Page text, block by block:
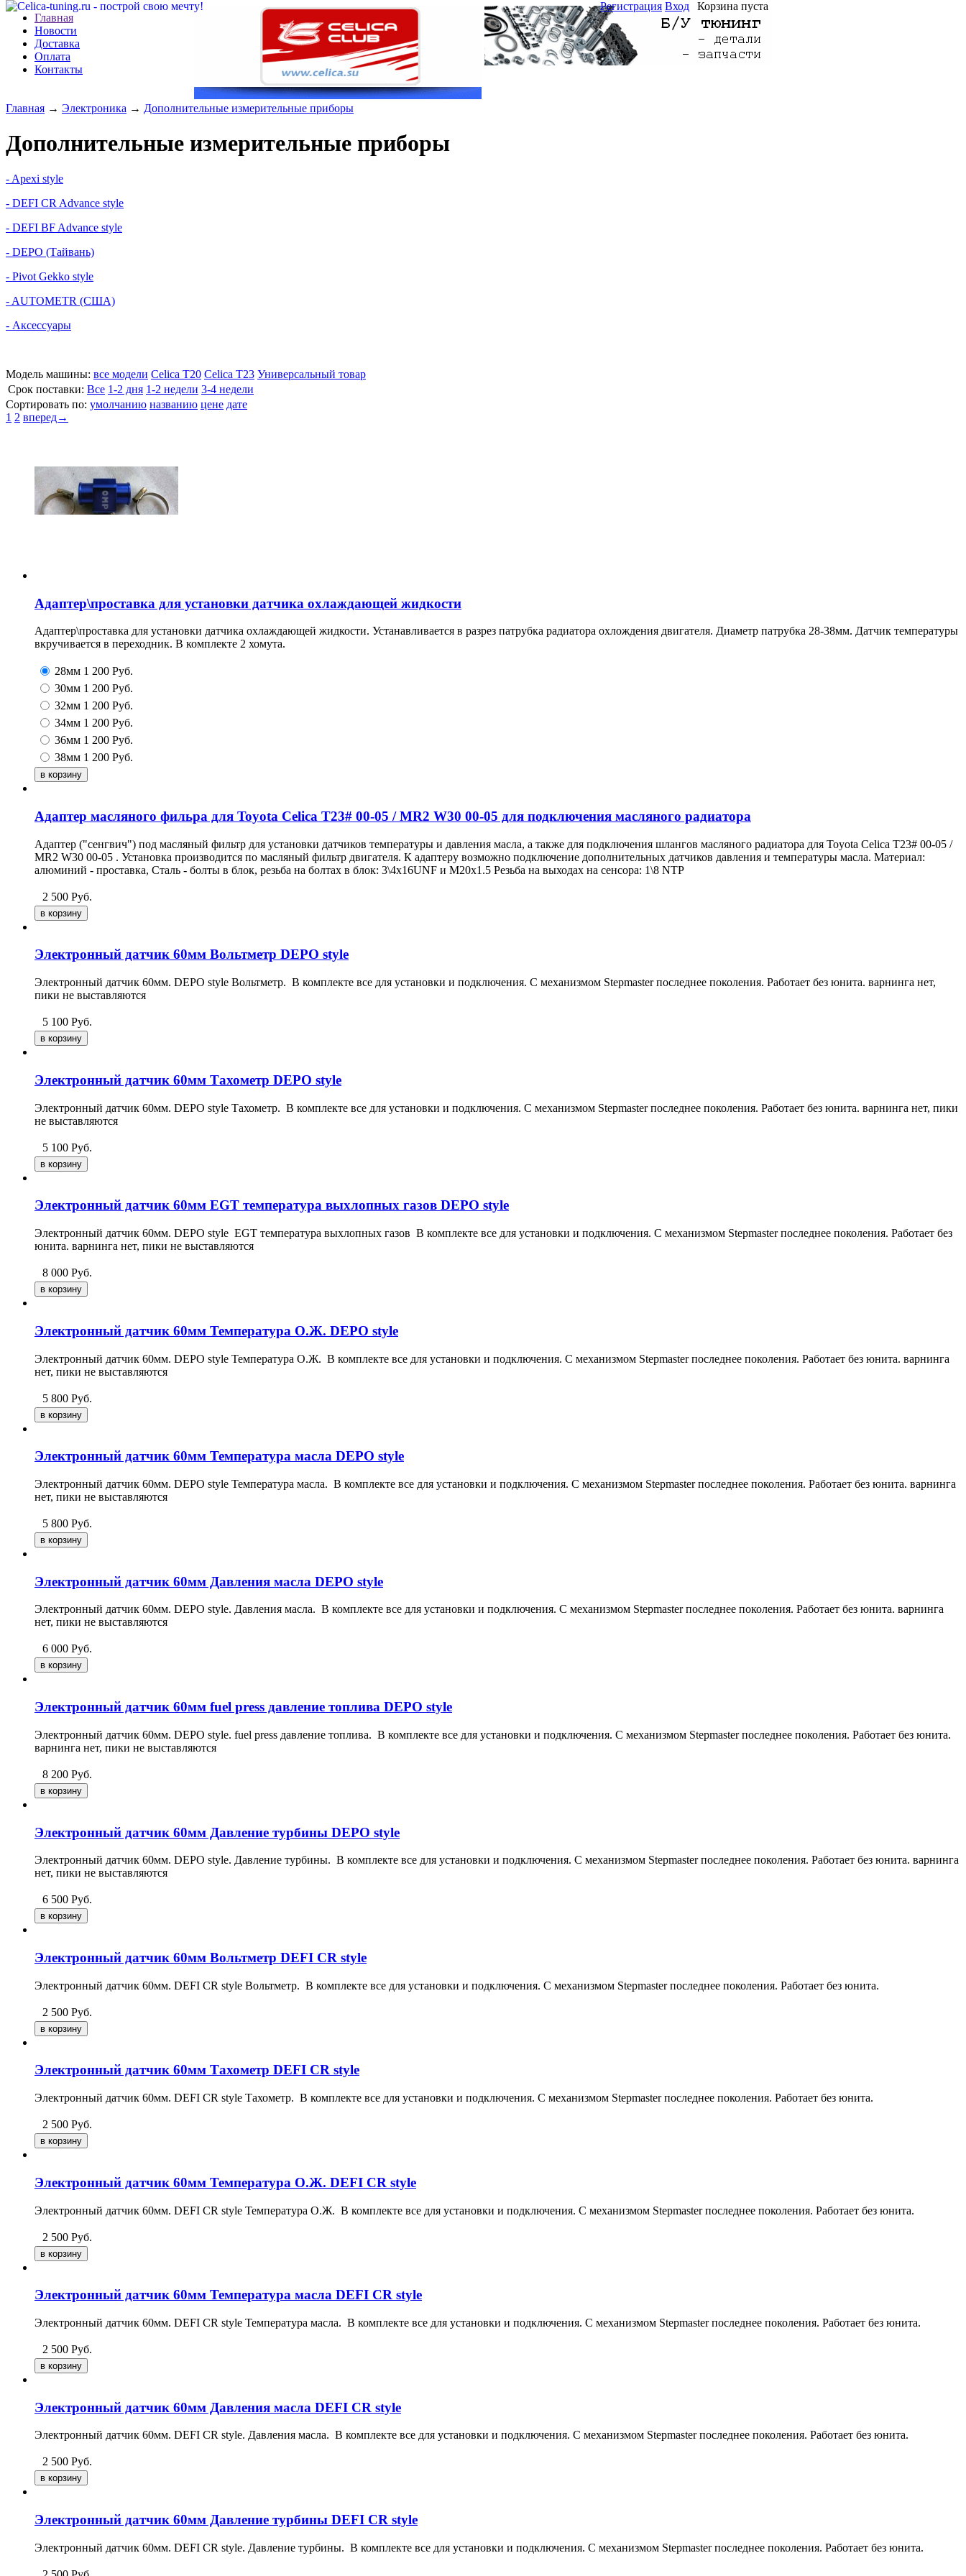
Главная
Новости
Доставка
Оплата
Контакты
Корзина пуста
Регистрация Вход
Главная → Электроника → Дополнительные измерительные приборы
Дополнительные измерительные приборы
- Apexi style
- DEFI CR Advance style
- DEFI BF Advance style
- DEPO (Тайвань)
- Pivot Gekko style
- AUTOMETR (США)
- Аксессуары
Модель машины: все модели Celica T20 Celica T23 Универсальный товар
Cрок поставки: Все 1-2 дня 1-2 недели 3-4 недели
Сортировать по: умолчанию названию цене дате
1 2 вперед→
Адаптер\проставка для установки датчика охлаждающей жидкости
Адаптер\проставка для установки датчика охлаждающей жидкости. Устанавливается в разрез патрубка радиатора охлождения двигателя. Диаметр патрубка 28-38мм. Датчик температуры
вкручивается в переходник. В комплекте 2 хомута.
28мм 1 200 Руб.
30мм 1 200 Руб.
32мм 1 200 Руб.
34мм 1 200 Руб.
36мм 1 200 Руб.
38мм 1 200 Руб.
Адаптер масляного фильра для Toyota Celica T23# 00-05 / MR2 W30 00-05 для подключения масляного радиатора
Адаптер ("сенгвич") под масляный фильтр для установки датчиков температуры и давления масла, а также для подключения шлангов масляного радиатора для Toyota Celica T23# 00-05 /
MR2 W30 00-05 . Установка производится по масляный фильтр двигателя. К адаптеру возможно подключение дополнительных датчиков давления и температуры масла. Материал:
алюминий - проставка, Сталь - болты в блок, резьба на болтах в блок: 3\4х16UNF и M20х1.5 Резьба на выходах на сенсора: 1\8 NTP
2 500 Руб.
Электронный датчик 60мм Вольтметр DEPO style
Электронный датчик 60мм. DEPO style Вольтметр. В комплекте все для установки и подключения. С механизмом Stepmaster последнее поколения. Работает без юнита. варнинга нет,
пики не выставляются
5 100 Руб.
Электронный датчик 60мм Тахометр DEPO style
Электронный датчик 60мм. DEPO style Тахометр. В комплекте все для установки и подключения. С механизмом Stepmaster последнее поколения. Работает без юнита. варнинга нет, пики
не выставляются
5 100 Руб.
Электронный датчик 60мм EGT температура выхлопных газов DEPO style
Электронный датчик 60мм. DEPO style EGT температура выхлопных газов В комплекте все для установки и подключения. С механизмом Stepmaster последнее поколения. Работает без
юнита. варнинга нет, пики не выставляются
8 000 Руб.
Электронный датчик 60мм Температура О.Ж. DEPO style
Электронный датчик 60мм. DEPO style Температура О.Ж. В комплекте все для установки и подключения. С механизмом Stepmaster последнее поколения. Работает без юнита. варнинга
нет, пики не выставляются
5 800 Руб.
Электронный датчик 60мм Температура масла DEPO style
Электронный датчик 60мм. DEPO style Температура масла. В комплекте все для установки и подключения. С механизмом Stepmaster последнее поколения. Работает без юнита. варнинга
нет, пики не выставляются
5 800 Руб.
Электронный датчик 60мм Давления масла DEPO style
Электронный датчик 60мм. DEPO style. Давления масла. В комплекте все для установки и подключения. С механизмом Stepmaster последнее поколения. Работает без юнита. варнинга
нет, пики не выставляются
6 000 Руб.
Электронный датчик 60мм fuel press давление топлива DEPO style
Электронный датчик 60мм. DEPO style. fuel press давление топлива. В комплекте все для установки и подключения. С механизмом Stepmaster последнее поколения. Работает без юнита.
варнинга нет, пики не выставляются
8 200 Руб.
Электронный датчик 60мм Давление турбины DEPO style
Электронный датчик 60мм. DEPO style. Давление турбины. В комплекте все для установки и подключения. С механизмом Stepmaster последнее поколения. Работает без юнита. варнинга
нет, пики не выставляются
6 500 Руб.
Электронный датчик 60мм Вольтметр DEFI CR style
Электронный датчик 60мм. DEFI CR style Вольтметр. В комплекте все для установки и подключения. С механизмом Stepmaster последнее поколения. Работает без юнита.
2 500 Руб.
Электронный датчик 60мм Тахометр DEFI CR style
Электронный датчик 60мм. DEFI CR style Тахометр. В комплекте все для установки и подключения. С механизмом Stepmaster последнее поколения. Работает без юнита.
2 500 Руб.
Электронный датчик 60мм Температура О.Ж. DEFI CR style
Электронный датчик 60мм. DEFI CR style Температура О.Ж. В комплекте все для установки и подключения. С механизмом Stepmaster последнее поколения. Работает без юнита.
2 500 Руб.
Электронный датчик 60мм Температура масла DEFI CR style
Электронный датчик 60мм. DEFI CR style Температура масла. В комплекте все для установки и подключения. С механизмом Stepmaster последнее поколения. Работает без юнита.
2 500 Руб.
Электронный датчик 60мм Давления масла DEFI CR style
Электронный датчик 60мм. DEFI CR style. Давления масла. В комплекте все для установки и подключения. С механизмом Stepmaster последнее поколения. Работает без юнита.
2 500 Руб.
Электронный датчик 60мм Давление турбины DEFI CR style
Электронный датчик 60мм. DEFI CR style. Давление турбины. В комплекте все для установки и подключения. С механизмом Stepmaster последнее поколения. Работает без юнита.